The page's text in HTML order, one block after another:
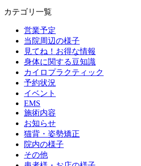
カテゴリ一覧
営業予定
当院周辺の様子
見てね！お得な情報
身体に関する豆知識
カイロプラクティック
予約状況
イベント
EMS
施術内容
お知らせ
猫背・姿勢矯正
院内の様子
その他